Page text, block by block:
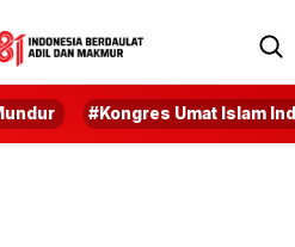
#Kongres Umat Islam